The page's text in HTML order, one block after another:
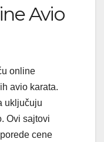
Avio
online
avio karata.
uključuju
Ovi sajtovi
cene